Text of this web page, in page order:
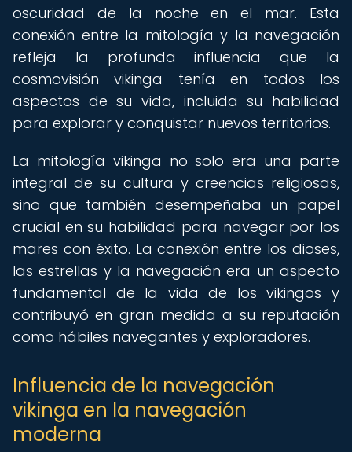
oscuridad de la noche en el mar. Esta
conexión entre la mitología y la navegación
refleja la profunda influencia que la
cosmovisión vikinga tenía en todos los
aspectos de su vida, incluida su habilidad
para explorar y conquistar nuevos territorios.
La mitología vikinga no solo era una parte
integral de su cultura y creencias religiosas,
sino que también desempeñaba un papel
crucial en su habilidad para navegar por los
mares con éxito. La conexión entre los dioses,
las estrellas y la navegación era un aspecto
fundamental de la vida de los vikingos y
contribuyó en gran medida a su reputación
como hábiles navegantes y exploradores.
Influencia de la navegación
vikinga en la navegación
moderna